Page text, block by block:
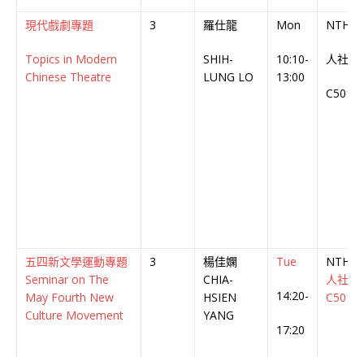
現代戲劇專題
Topics in Modern
Chinese Theatre
3 羅仕龍
SHIH-
LUNG LO
Mon
10:10-
13:00
NTHU
人社
C501
五四新文學運動專題
Seminar on The
May Fourth New
Culture Movement
3
楊佳嫻
CHIA-
HSIEN
YANG
Tue
14:20-
17:20
NTHU
人社
C501